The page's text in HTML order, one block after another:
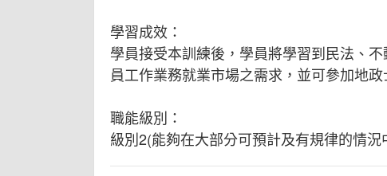
學習成效：
學員接受本訓練後，學員將學習到民法、
員工作業務就業市場之需求，並可參加地
職能級別：
級別2(能夠在大部分可預計及有規律的情